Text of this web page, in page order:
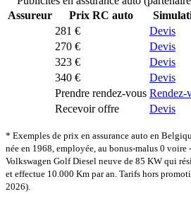
Assureur
Prix RC auto
281 €
Devis
270 €
Devis
323 €
Devis
340 €
Devis
Prendre rendez-vous Rendez-
Recevoir offre
Devis
* Exemples de prix en assurance auto en
née en 1968, employée, au bonus-malus 0
Volkswagen Golf Diesel neuve de 85 KW qui
et effectue 10.000 Km par an. Tarifs hors
2026).